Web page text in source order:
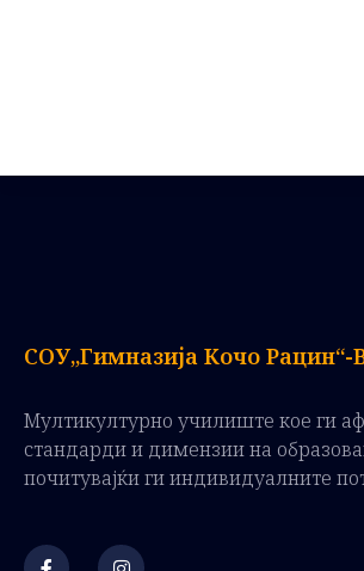
СОУ„Гимназија Кочо Рацин“-
Мултикултурно училиште кое ги
стандарди и димензии на
почитувајќи ги индивидуалните